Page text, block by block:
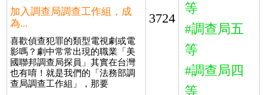
加入調查局調查工作組，成
為...
喜歡偵查犯罪的類型電視劇或電
影嗎？劇中常常出現的職業「美
國聯邦調查局探員」其實在台灣
也有唷！就是我們的「法務部調
查局調查工作組」，那要
3724
等
#調查局五
等
#調查局四
等